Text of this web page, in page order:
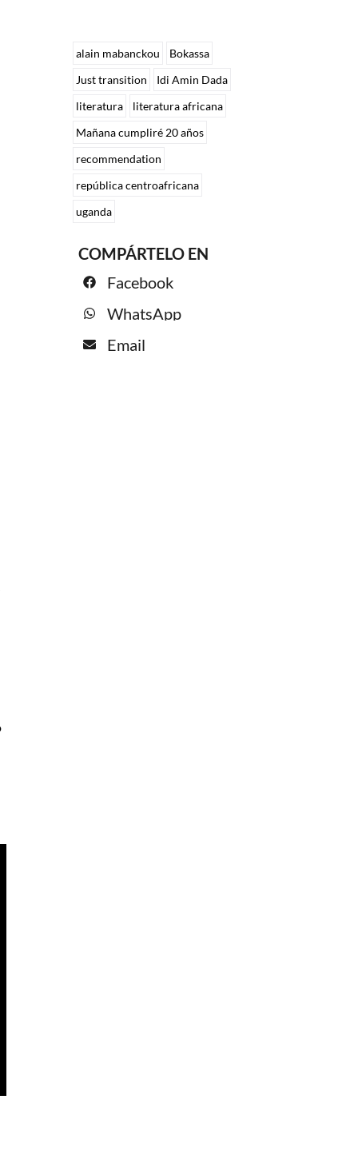
alain mabanckou
Bokassa
Just transition
Idi Amin Dada
literatura
literatura africana
Mañana cumpliré 20 años
recommendation
república centroafricana
uganda
COMPÁRTELO EN
Facebook
WhatsApp
Email